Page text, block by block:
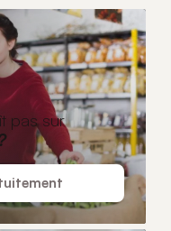
pas sur